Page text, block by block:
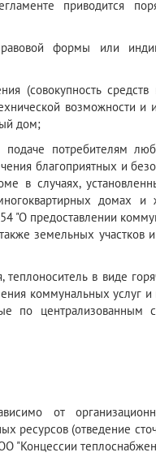
приводится
формы или
(совокупность
возможности и
дом;
потребителям
благоприятных и
в случаях,
домах
"О предоставлении
земельных
теплоноситель в виде
коммунальных услуг
централизованным
от
ресурсов (отведение
"Концессии